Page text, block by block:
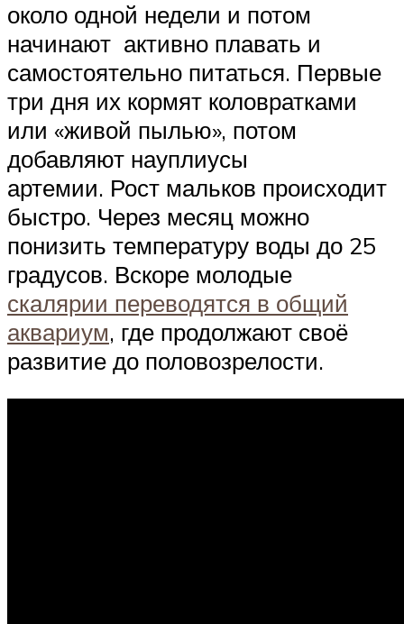
около одной недели и потом
начинают активно плавать и
самостоятельно питаться. Первые
три дня их кормят коловратками
или «живой пылью», потом
добавляют науплиусы
артемии. Рост мальков происходит
быстро. Через месяц можно
понизить температуру воды до 25
градусов. Вскоре молодые
скалярии переводятся в общий
аквариум, где продолжают своё
развитие до половозрелости.